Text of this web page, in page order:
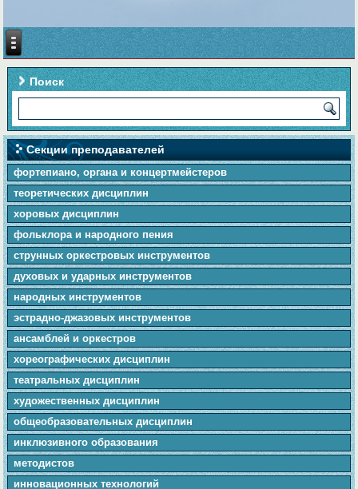
Поиск
Секции преподавателей
фортепиано, органа и концертмейстеров
теоретических дисциплин
хоровых дисциплин
фольклора и народного пения
cтpунныx оркестровых инструментов
духовых и ударных инструментов
народных инструментов
эстрадно-джазовых инструментов
ансамблей и оркестров
хореографических дисциплин
театральных дисциплин
художественных дисциплин
общеобразовательных дисциплин
инклюзивного образования
методистов
инновационных технологий